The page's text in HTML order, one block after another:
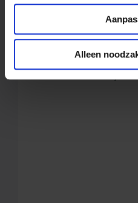
Alleen
Local
van deze
100